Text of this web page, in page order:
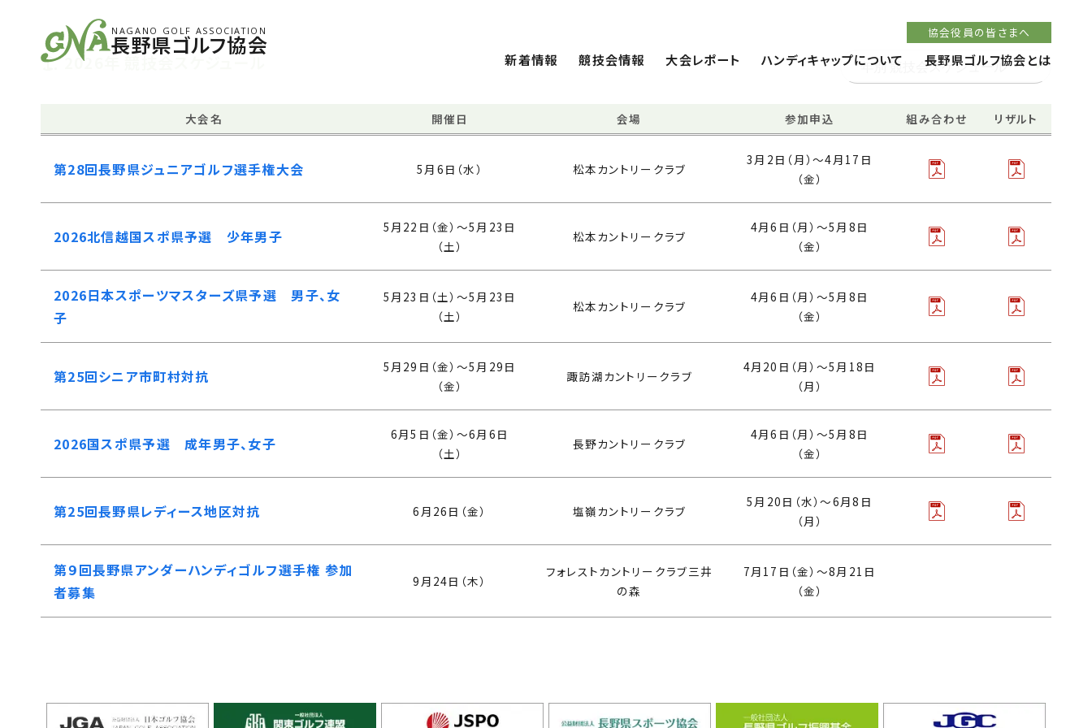
NAGANO GOLF ASSOCIATION
長野県ゴルフ協会 協会役員の皆さまへ
新着情報 競技会情報 大会レポート ハンディキャップについて 長野県ゴルフ協会とは
2026年 競技会スケジュール
大会名 開催日 会場 参加申込 組み合わせ リザルト
第28回長野県ジュニアゴルフ選手権大会 5月6日（水） 松本カントリークラブ
3月2日（月）〜4月17日
（金）
2026北信越国スポ県予選 少年男子
5月22日（金）〜5月23日
（土）
松本カントリークラブ
4月6日（月）〜5月8日
（金）
2026日本スポーツマスターズ県予選 男子、女
子
5月23日（土）〜5月23日
（土）
松本カントリークラブ
4月6日（月）〜5月8日
（金）
第25回シニア市町村対抗
5月29日（金）〜5月29日
（金）
諏訪湖カントリークラブ
4月20日（月）〜5月18日
（月）
2026国スポ県予選 成年男子、女子
6月5日（金）〜6月6日
（土）
長野カントリークラブ
4月6日（月）〜5月8日
（金）
第25回長野県レディース地区対抗 6月26日（金） 塩嶺カントリークラブ
5月20日（水）〜6月8日
（月）
第９回長野県アンダーハンディゴルフ選手権 参加
者募集
9月24日（木）
フォレストカントリークラブ三井
の森
7月17日（金）〜8月21日
（金）